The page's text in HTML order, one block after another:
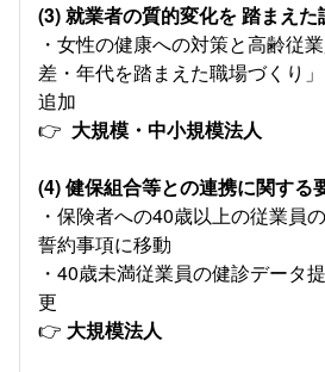
(3) 就業者の質的変化を 踏まえ
・女性の健康への対策と高齢従
差・年代を踏まえた職場づくり
追加
👉 大規模・中小規模法人
(4) 健保組合等との連携に関する
・保険者への40歳以上の従業員
誓約事項に移動
・40歳未満従業員の健診データ
更
👉 大規模法人